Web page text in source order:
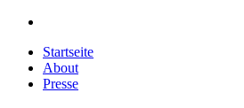
Startseite
About
Presse